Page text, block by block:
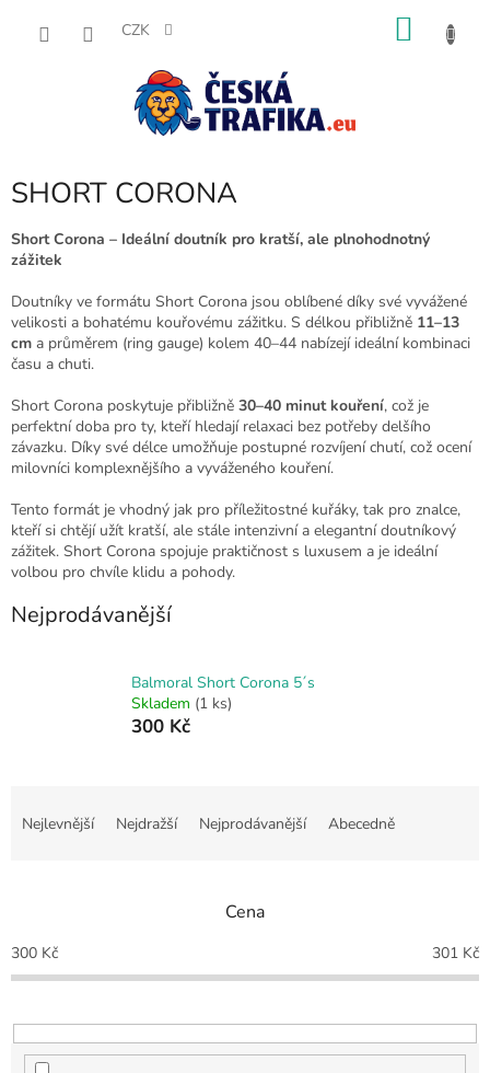
CZK
SHORT CORONA
Short Corona – Ideální doutník pro kratší, ale plnohodnotný
zážitek
Doutníky ve formátu Short Corona jsou oblíbené díky své vyvážené
velikosti a bohatému kouřovému zážitku. S délkou přibližně 11–13
cm a průměrem (ring gauge) kolem 40–44 nabízejí ideální kombinaci
času a chuti.
Short Corona poskytuje přibližně 30–40 minut kouření, což je
perfektní doba pro ty, kteří hledají relaxaci bez potřeby delšího
závazku. Díky své délce umožňuje postupné rozvíjení chutí, což ocení
milovníci komplexnějšího a vyváženého kouření.
Tento formát je vhodný jak pro příležitostné kuřáky, tak pro znalce,
kteří si chtějí užít kratší, ale stále intenzivní a elegantní doutníkový
zážitek. Short Corona spojuje praktičnost s luxusem a je ideální
volbou pro chvíle klidu a pohody.
Nejprodávanější
Balmoral Short Corona 5´s
Skladem (1 ks)
300 Kč
p
r
o
u
Nejlevnější Nejdražší Nejprodávanější Abecedně
Cena
300 Kč 301 Kč